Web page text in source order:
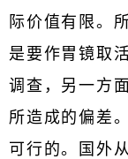
际价值有限。
是要作胃镜取
调查，另一方
所造成的偏差
可行的。国外